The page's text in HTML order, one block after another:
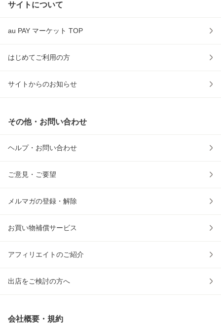
サイトについて
au PAY マーケット TOP
はじめてご利用の方
サイトからのお知らせ
その他・お問い合わせ
ヘルプ・お問い合わせ
ご意見・ご要望
メルマガの登録・解除
お買い物補償サービス
アフィリエイトのご紹介
出店をご検討の方へ
会社概要・規約